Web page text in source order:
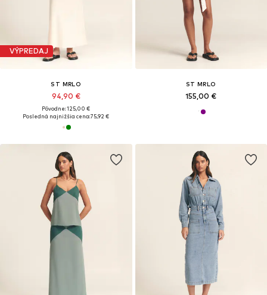
VÝPREDAJ
ST MRLO
94,90 €
Pôvodne: 125,00 €
Posledná najnižšia cena:75,92 €
ST MRLO
155,00 €